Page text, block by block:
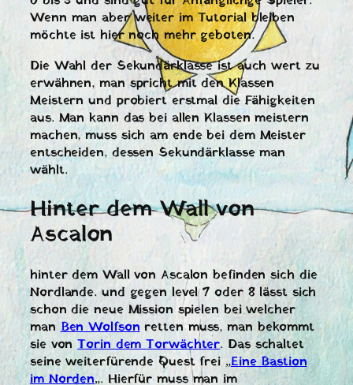
Wenn man aber weiter im Tutorial bleiben
möchte ist hier noch mehr geboten.
Die Wahl der Sekundärklasse ist auch wert zu
erwähnen, man spricht mit den Klassen
Meistern und probiert erstmal die Fähigkeiten
aus. Man kann das bei allen Klassen meistern
machen, muss sich am ende bei dem Meister
entscheiden, dessen Sekundärklasse man
wählt.
Hinter dem Wall von
Ascalon
hinter dem Wall von Ascalon befinden sich die
Nordlande. und gegen level 7 oder 8 lässt sich
schon die neue Mission spielen bei welcher
manBen Wolfsonretten muss, man bekommt
sie vonTorin dem Torwächter. Das schaltet
seine weiterfürende Quest frei „Eine Bastion
im Norden„. Hierfür muss man im